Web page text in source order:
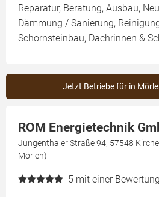
Reparatur, Beratung, Ausbau,
Dämmung / Sanierung,
Schornsteinbau, Dachrinnen &
Jetzt Betriebe für in
ROM Energietechnik
Jungenthaler Straße 94, 57548
Mörlen)
5 mit einer Bewertung